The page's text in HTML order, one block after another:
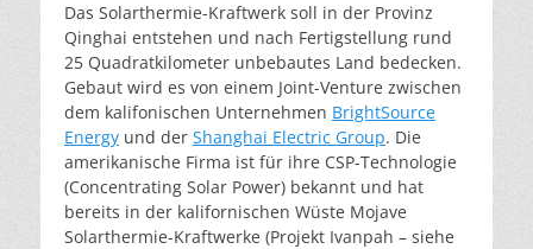
Das Solarthermie-Kraftwerk soll in der Provinz
Qinghai entstehen und nach Fertigstellung rund
25 Quadratkilometer unbebautes Land bedecken.
Gebaut wird es von einem Joint-Venture zwischen
dem kalifonischen Unternehmen BrightSource
Energy und der Shanghai Electric Group. Die
amerikanische Firma ist für ihre CSP-Technologie
(Concentrating Solar Power) bekannt und hat
bereits in der kalifornischen Wüste Mojave
Solarthermie-Kraftwerke (Projekt Ivanpah – siehe